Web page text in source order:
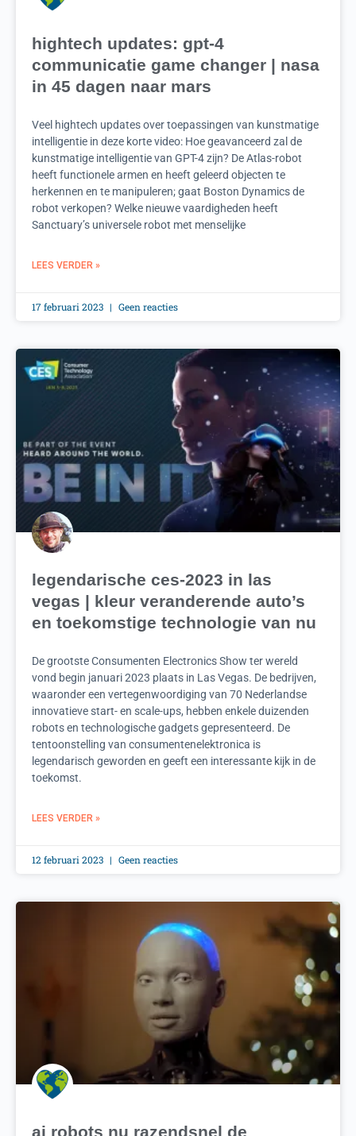
hightech updates: gpt-4
communicatie game changer | nasa
in 45 dagen naar mars
Veel hightech updates over toepassingen van kunstmatige
intelligentie in deze korte video: Hoe geavanceerd zal de
kunstmatige intelligentie van GPT-4 zijn? De Atlas-robot
heeft functionele armen en heeft geleerd objecten te
herkennen en te manipuleren; gaat Boston Dynamics de
robot verkopen? Welke nieuwe vaardigheden heeft
Sanctuary’s universele robot met menselijke
LEES VERDER »
17 februari 2023 Geen reacties
legendarische ces-2023 in las
vegas | kleur veranderende auto’s
en toekomstige technologie van nu
De grootste Consumenten Electronics Show ter wereld
vond begin januari 2023 plaats in Las Vegas. De bedrijven,
waaronder een vertegenwoordiging van 70 Nederlandse
innovatieve start- en scale-ups, hebben enkele duizenden
robots en technologische gadgets gepresenteerd. De
tentoonstelling van consumentenelektronica is
legendarisch geworden en geeft een interessante kijk in de
toekomst.
LEES VERDER »
12 februari 2023 Geen reacties
ai robots nu razendsnel de